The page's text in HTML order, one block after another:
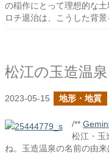
の稲作にとって理想的な
ロチ退治は、こうした背
松江の玉造温
2023-05-15 地形・地質
/**
松江・玉
ね。玉造温泉の名前の由